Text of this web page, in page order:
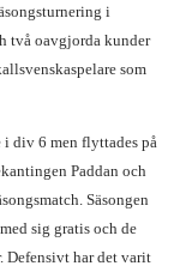
i
två oavgjorda kunder
som
i div 6 men flyttades på
Paddan och
Säsongen
sig gratis och de
Defensivt har det varit